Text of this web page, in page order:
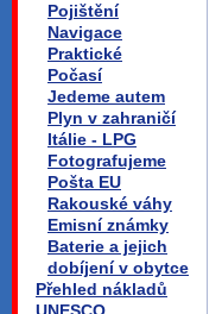
Pojištění
Navigace
Praktické
Počasí
Jedeme autem
Plyn v zahraničí
Itálie - LPG
Fotografujeme
Pošta EU
Rakouské váhy
Emisní známky
Baterie a jejich
dobíjení v obytce
Přehled nákladů